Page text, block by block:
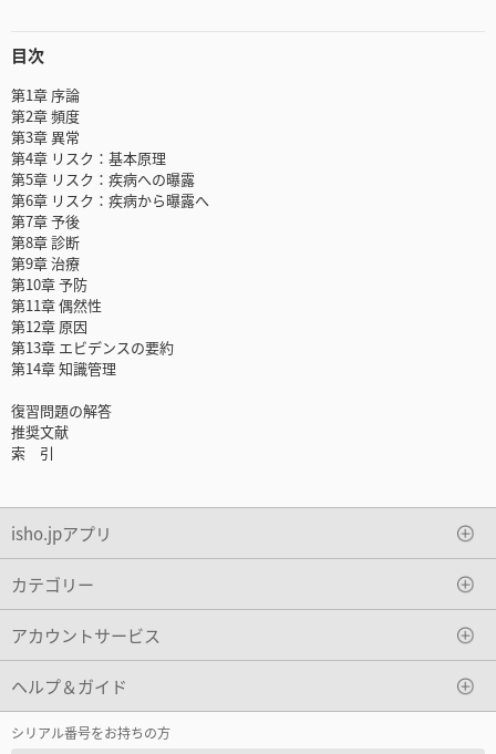
目次
第1章 序論
第2章 頻度
第3章 異常
第4章 リスク：基本原理
第5章 リスク：疾病への曝露
第6章 リスク：疾病から曝露へ
第7章 予後
第8章 診断
第9章 治療
第10章 予防
第11章 偶然性
第12章 原因
第13章 エビデンスの要約
第14章 知識管理
復習問題の解答
推奨文献
索 引
isho.jpアプリ
カテゴリー
アカウントサービス
ヘルプ＆ガイド
シリアル番号をお持ちの方